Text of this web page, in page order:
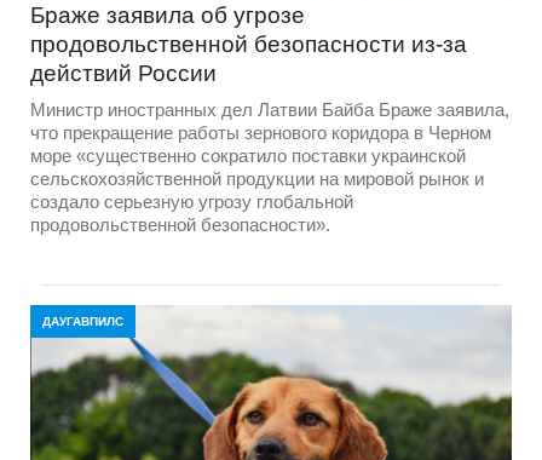
Браже заявила об угрозе
продовольственной безопасности из-за
действий России
Министр иностранных дел Латвии Байба Браже заявила,
что прекращение работы зернового коридора в Черном
море «существенно сократило поставки украинской
сельскохозяйственной продукции на мировой рынок и
создало серьезную угрозу глобальной
продовольственной безопасности».
ДАУГАВПИЛС